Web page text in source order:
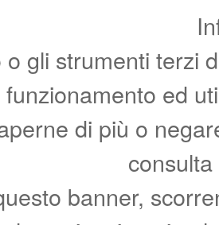
gli strumenti terzi
ed
di più o
banner,